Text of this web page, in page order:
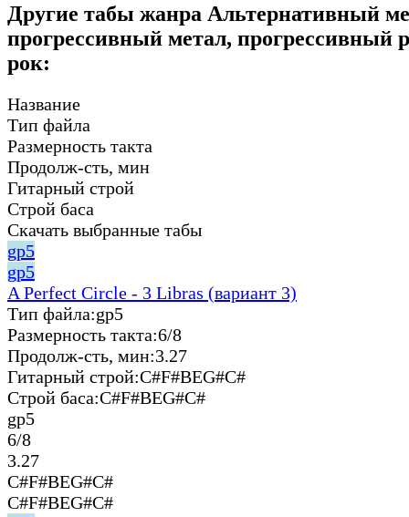
Другие табы жанра Альтернативный
прогрессивный метал, прогрессивный
рок:
Название
Тип файла
Размерность такта
Продолж-сть, мин
Гитарный строй
Строй баса
Скачать выбранные табы
gp5
gp5
A Perfect Circle - 3 Libras (вариант 3)
Тип файла:gp5
Размерность такта:6/8
Продолж-сть, мин:3.27
Гитарный строй:C#F#BEG#C#
Строй баса:C#F#BEG#C#
gp5
6/8
3.27
C#F#BEG#C#
C#F#BEG#C#